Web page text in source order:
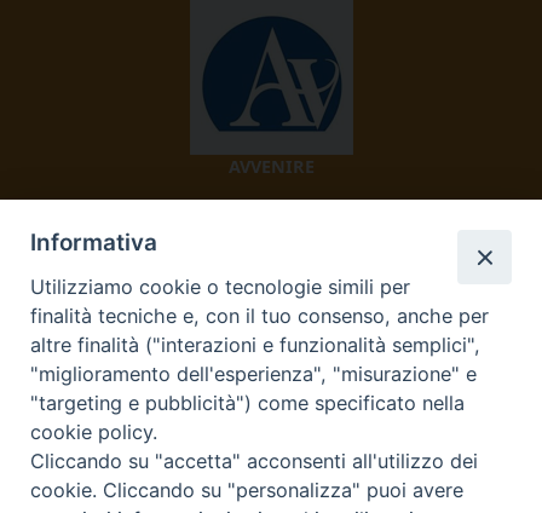
AVVENIRE
TV 2000
Informativa
Utilizziamo cookie o tecnologie simili per
finalità tecniche e, con il tuo consenso, anche per
altre finalità ("interazioni e funzionalità semplici",
"miglioramento dell'esperienza", "misurazione" e
"targeting e pubblicità") come specificato nella
cookie policy.
Cliccando su "accetta" acconsenti all'utilizzo dei
cookie. Cliccando su "personalizza" puoi avere